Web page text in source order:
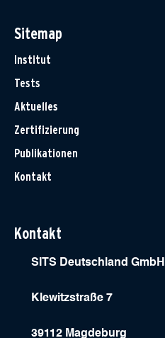
Sitemap
Institut
Tests
Aktuelles
Zertifizierung
Publikationen
Kontakt
Kontakt
SITS Deutschland GmbH
Klewitzstraße 7
39112 Magdeburg